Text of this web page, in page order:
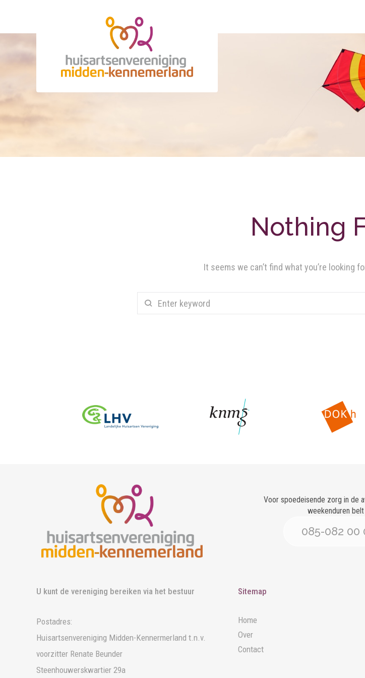
Nothing
It seems we can’t find what you’re looking
Voor spoedeisende zorg in de
weekenduren belt
085-082 00
U kunt de vereniging bereiken via het bestuur
Postadres:
Huisartsenvereniging Midden-Kennermerland t.n.v.
voorzitter Renate Beunder
Steenhouwerskwartier 29a
Sitemap
Home
Over
Contact